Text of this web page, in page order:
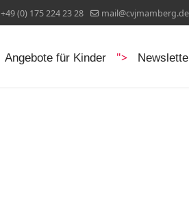
+49 (0) 175 224 23 28 mail@cvjmamberg.de
Angebote für Kinder ">